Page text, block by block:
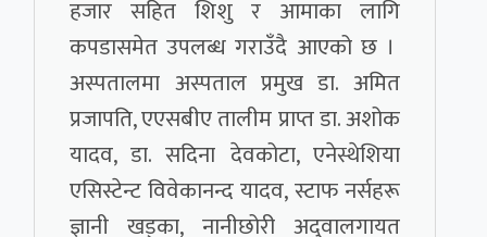
हजार सहित शिशु र आमाका लागि
कपडासमेत उपलब्ध गराउँदै आएको छ ।
अस्पतालमा अस्पताल प्रमुख डा. अमित
प्रजापति, एएसबीए तालीम प्राप्त डा. अशोक
यादव, डा. सदिना देवकोटा, एनेस्थेशिया
एसिस्टेन्ट विवेकानन्द यादव, स्टाफ नर्सहरू
ज्ञानी खड्का, नानीछोरी अदुवालगायत